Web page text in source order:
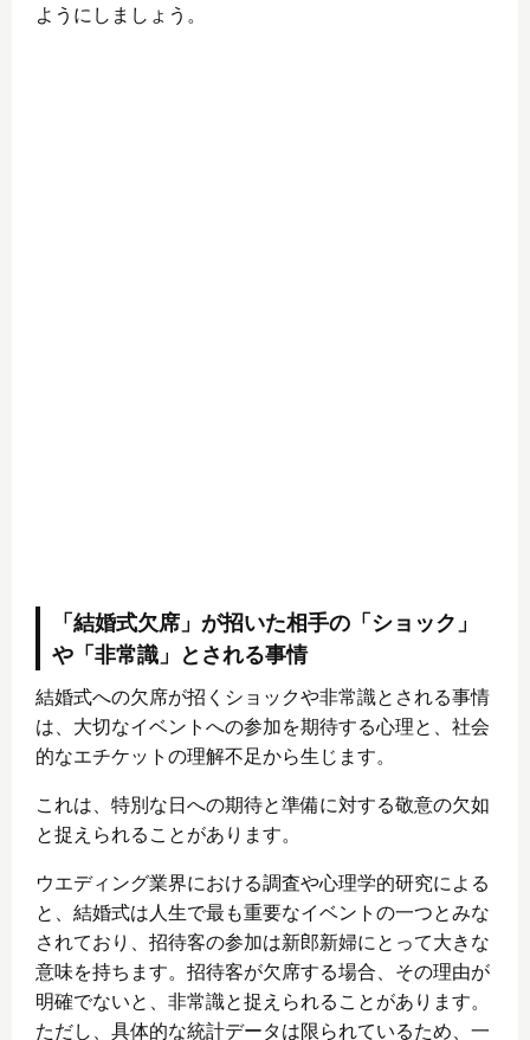
ようにしましょう。
「結婚式欠席」が招いた相手の「ショック」
や「非常識」とされる事情
結婚式への欠席が招くショックや非常識とされる事情
は、大切なイベントへの参加を期待する心理と、社会
的なエチケットの理解不足から生じます。
これは、特別な日への期待と準備に対する敬意の欠如
と捉えられることがあります。
ウエディング業界における調査や心理学的研究による
と、結婚式は人生で最も重要なイベントの一つとみな
されており、招待客の参加は新郎新婦にとって大きな
意味を持ちます。招待客が欠席する場合、その理由が
明確でないと、非常識と捉えられることがあります。
ただし、具体的な統計データは限られているため、一